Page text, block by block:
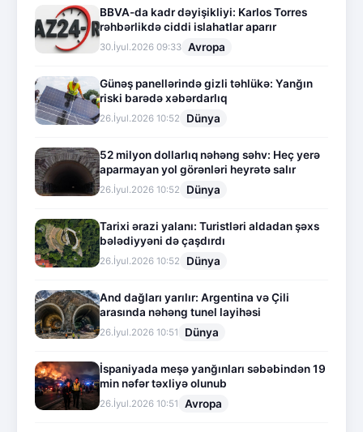
BBVA-da kadr dəyişikliyi: Karlos Torres
rəhbərlikdə ciddi islahatlar aparır
30.İyul.2026 09:33 Avropa
Günəş panellərində gizli təhlükə: Yanğın
riski barədə xəbərdarlıq
26.İyul.2026 10:52 Dünya
52 milyon dollarlıq nəhəng səhv: Heç yerə
aparmayan yol görənləri heyrətə salır
26.İyul.2026 10:52 Dünya
Tarixi ərazi yalanı: Turistləri aldadan şəxs
bələdiyyəni də çaşdırdı
26.İyul.2026 10:52 Dünya
And dağları yarılır: Argentina və Çili
arasında nəhəng tunel layihəsi
26.İyul.2026 10:51 Dünya
İspaniyada meşə yanğınları səbəbindən 19
min nəfər təxliyə olunub
26.İyul.2026 10:51 Avropa